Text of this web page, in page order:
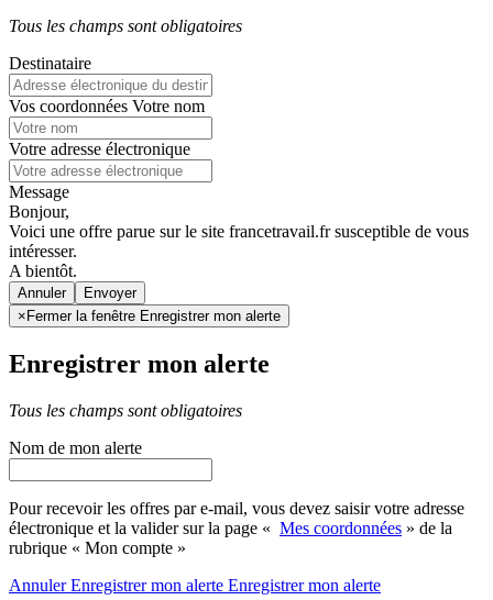
Tous les champs sont obligatoires
Destinataire
Vos coordonnées Votre nom
Votre adresse électronique
Message
Bonjour,
Voici une offre parue sur le site francetravail.fr susceptible de vous
intéresser.
A bientôt.
Annuler
× Fermer la fenêtre Enregistrer mon alerte
Enregistrer mon alerte
Tous les champs sont obligatoires
Nom de mon alerte
Pour recevoir les offres par e-mail, vous devez saisir votre adresse
électronique et la valider sur la page « Mes coordonnées » de la
rubrique « Mon compte »
AnnulerEnregistrer mon alerte Enregistrermon alerte